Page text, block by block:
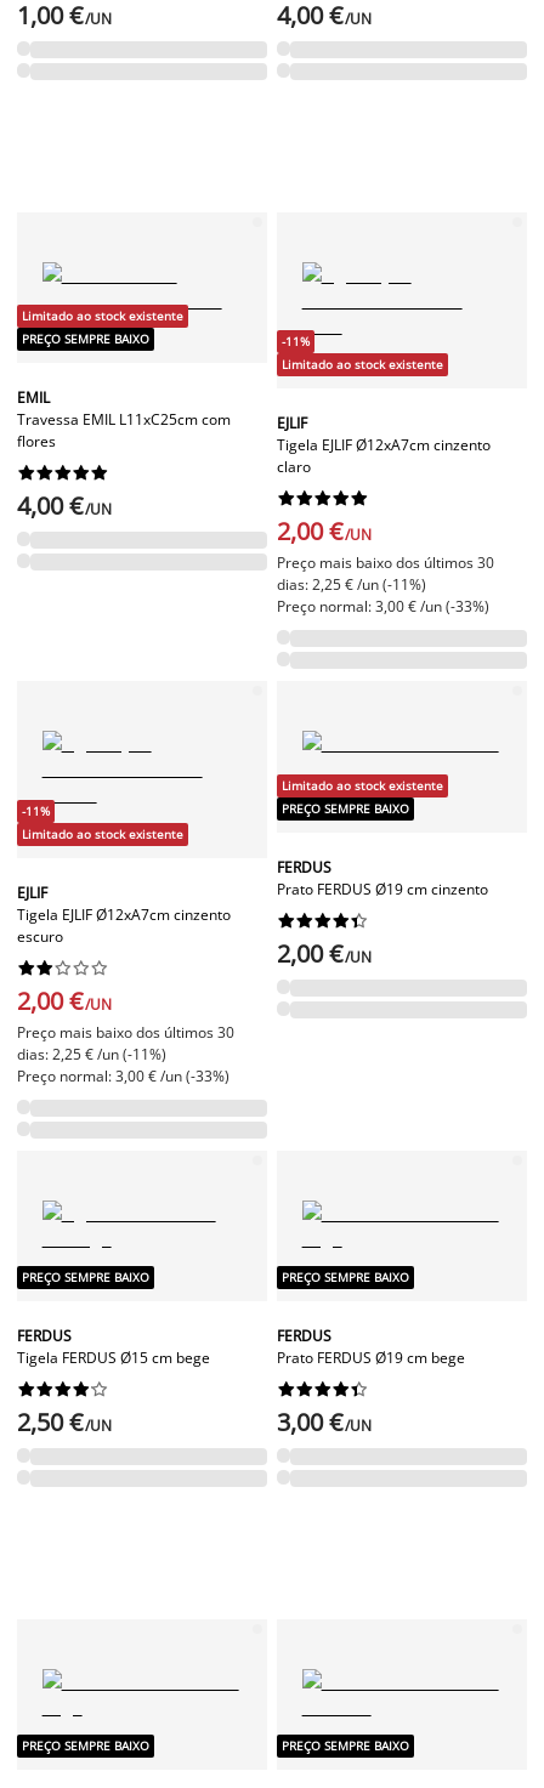
1,00 €/UN 4,00 €/UN
Limitado ao stock existente
PREÇO SEMPRE BAIXO
EMIL
Travessa EMIL L11xC25cm com
flores






4,00 €/UN
-11%
Limitado ao stock existente
EJLIF
Tigela EJLIF Ø12xA7cm cinzento
claro






2,00 €/UN
Preço mais baixo dos últimos 30
dias: 2,25 € /un (-11%)
Preço normal: 3,00 € /un (-33%)
-11%
Limitado ao stock existente
EJLIF
Tigela EJLIF Ø12xA7cm cinzento
escuro






2,00 €/UN
Preço mais baixo dos últimos 30
dias: 2,25 € /un (-11%)
Preço normal: 3,00 € /un (-33%)
Limitado ao stock existente
PREÇO SEMPRE BAIXO
FERDUS
Prato FERDUS Ø19 cm cinzento






2,00 €/UN
PREÇO SEMPRE BAIXO
FERDUS
Tigela FERDUS Ø15 cm bege






2,50 €/UN
PREÇO SEMPRE BAIXO
FERDUS
Prato FERDUS Ø19 cm bege






3,00 €/UN
PREÇO SEMPRE BAIXO PREÇO SEMPRE BAIXO